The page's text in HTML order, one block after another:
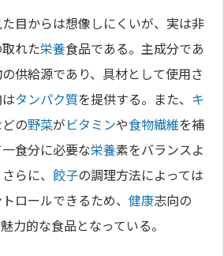
目からは想像しにくいが、実は非
れた栄養食品である。主成分であ
供給源であり、具材として使用さ
タンパク質を提供する。また、 キ
の野菜がビタミンや食物繊維を補
食分に必要な栄養素をバランスよ
らに、餃子の調理方法によっては
ロールできるため、健康志向の
力的な食品となっている。